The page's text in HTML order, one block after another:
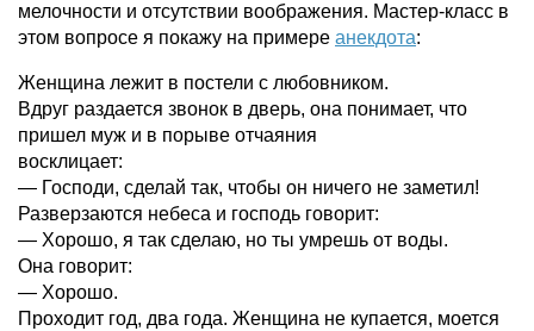
мелочности и отсутствии воображения. Мастер-класс в
этом вопросе я покажу на примере анекдота:
Женщина лежит в постели с любовником.
Вдруг раздается звонок в дверь, она понимает, что
пришел муж и в порыве отчаяния
восклицает:
— Господи, сделай так, чтобы он ничего не заметил!
Разверзаются небеса и господь говорит:
— Хорошо, я так сделаю, но ты умрешь от воды.
Она говорит:
— Хорошо.
Проходит год, два года. Женщина не купается, моется